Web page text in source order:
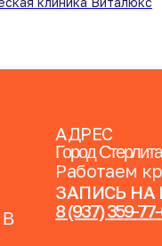
АДРЕС
Город
Работаем
ЗАПИСЬ НА
8 (937) 359-